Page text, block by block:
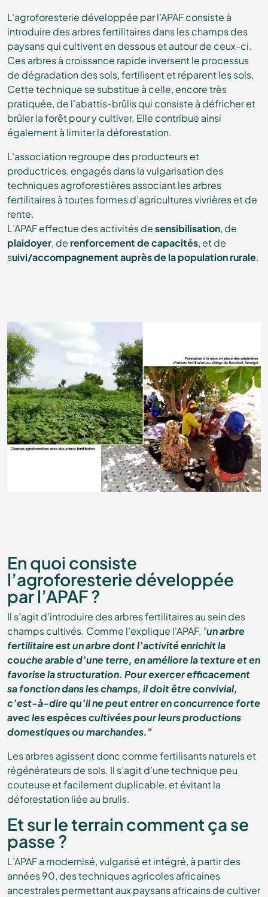
L'agroforesterie développée par l’APAF consiste à
introduire des arbres fertilitaires dans les champs des
paysans qui cultivent en dessous et autour de ceux-ci.
Ces arbres à croissance rapide inversent le processus
de dégradation des sols, fertilisent et réparent les sols.
Cette technique se substitue à celle, encore très
pratiquée, de l’abattis-brûlis qui consiste à défricher et
brûler la forêt pour y cultiver. Elle contribue ainsi
également à limiter la déforestation.
L'association regroupe des producteurs et
productrices, engagés dans la vulgarisation des
techniques agroforestières associant les arbres
fertilitaires à toutes formes d’agricultures vivrières et de
rente.
L’APAF effectue des activités desensibilisation, de
plaidoyer, de renforcement de capacités, et de
suivi/accompagnement auprès de la population rurale.
En quoi consiste
l’agroforesterie développée
par l’APAF ?
Il s’agit d’introduire des arbres fertilitaires au sein des
champs cultivés. Comme l'explique l'APAF, "un arbre
fertilitaire est un arbre dont l’activité enrichit la
couche arable d’une terre, en améliore la texture et en
favorise la structuration. Pour exercer efficacement
sa fonction dans les champs, il doit être convivial,
c’est-à-dire qu’il ne peut entrer en concurrence forte
avec les espèces cultivées pour leurs productions
domestiques ou marchandes."
Les arbres agissent donc comme fertilisants naturels et
régénérateurs de sols. Il s’agit d’une technique peu
couteuse et facilement duplicable, et évitant la
déforestation liée au brulis.
Et sur le terrain comment ça se
passe ?
L’APAF a modernisé, vulgarisé et intégré, à partir des
années 90, des techniques agricoles africaines
ancestrales permettant aux paysans africains de cultiver